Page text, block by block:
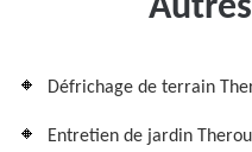
Défrichage de terrain
Entretien de jardin